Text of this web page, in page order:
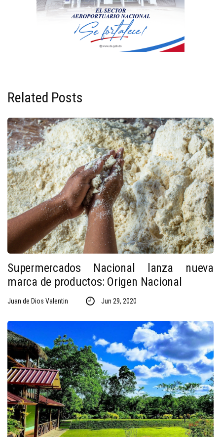
Related Posts
Supermercados Nacional lanza nueva
marca de productos: Origen Nacional
Juan de Dios Valentin Jun 29, 2020